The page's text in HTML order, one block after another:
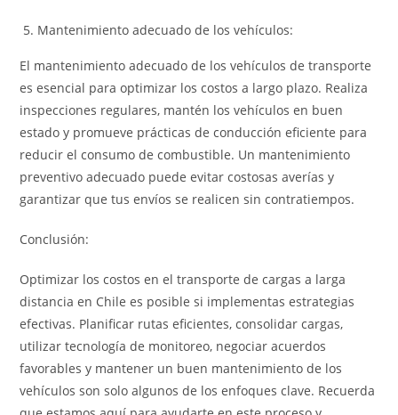
Mantenimiento adecuado de los vehículos:
El mantenimiento adecuado de los vehículos de transporte
es esencial para optimizar los costos a largo plazo. Realiza
inspecciones regulares, mantén los vehículos en buen
estado y promueve prácticas de conducción eficiente para
reducir el consumo de combustible. Un mantenimiento
preventivo adecuado puede evitar costosas averías y
garantizar que tus envíos se realicen sin contratiempos.
Conclusión:
Optimizar los costos en el transporte de cargas a larga
distancia en Chile es posible si implementas estrategias
efectivas. Planificar rutas eficientes, consolidar cargas,
utilizar tecnología de monitoreo, negociar acuerdos
favorables y mantener un buen mantenimiento de los
vehículos son solo algunos de los enfoques clave. Recuerda